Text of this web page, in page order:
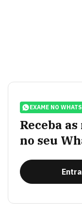
EXAME NO
Receba
no seu